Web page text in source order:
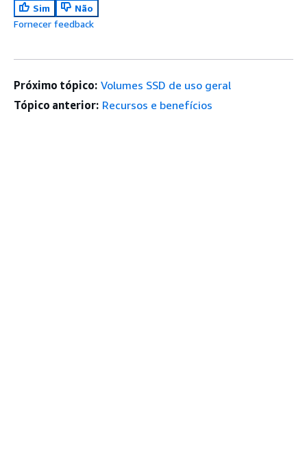
Sim
Não
Fornecer feedback
Próximo tópico: Volumes SSD de uso geral
Tópico anterior: Recursos e benefícios